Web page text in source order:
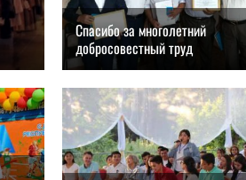
Спасибо за многолетний
добросовестный труд
26.08.2018, 13:00